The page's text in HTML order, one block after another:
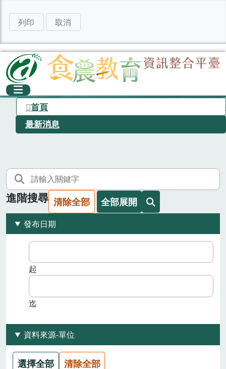
列印 取消
首頁
最新消息
進階搜尋 清除全部 全部展開
發布日期
起
迄
資料來源-單位
選擇全部 清除全部